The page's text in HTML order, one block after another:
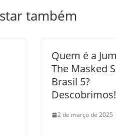
também
Quem é a
The Masked
Brasil 5?
Descobrimos!
2 de março de 2025